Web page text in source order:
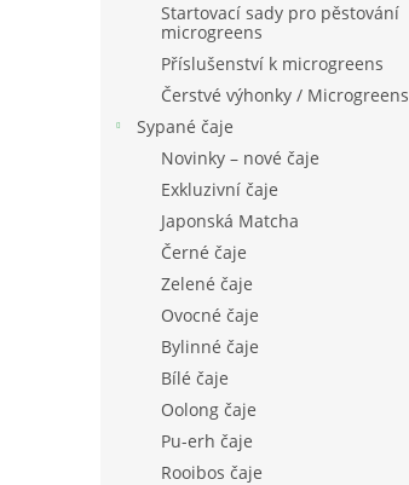
Startovací sady pro pěstování
microgreens
Příslušenství k microgreens
Čerstvé výhonky / Microgreens
Sypané čaje
Novinky – nové čaje
Exkluzivní čaje
Japonská Matcha
Černé čaje
Zelené čaje
Ovocné čaje
Bylinné čaje
Bílé čaje
Oolong čaje
Pu-erh čaje
Rooibos čaje